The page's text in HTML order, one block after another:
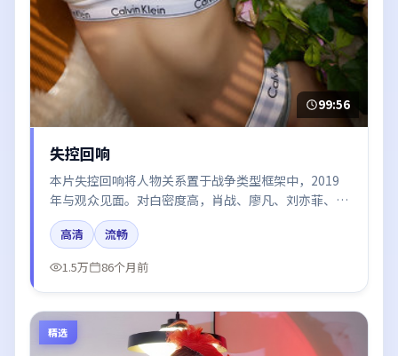
99:56
失控回响
本片失控回响将人物关系置于战争类型框架中，2019
年与观众见面。对白密度高，肖战、廖凡、刘亦菲、迪
丽热巴的台词节奏值得关注；整体气质偏泰国都市与冷
色调摄影。
高清
流畅
1.5万
86个月前
精选